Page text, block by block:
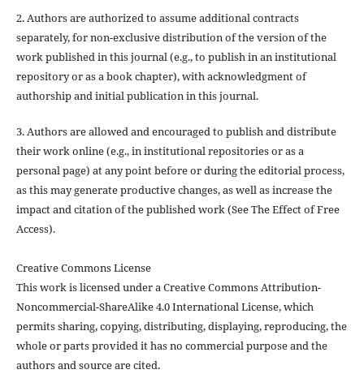
2. Authors are authorized to assume additional contracts
separately, for non-exclusive distribution of the version of the
work published in this journal (e.g., to publish in an institutional
repository or as a book chapter), with acknowledgment of
authorship and initial publication in this journal.
3. Authors are allowed and encouraged to publish and distribute
their work online (e.g., in institutional repositories or as a
personal page) at any point before or during the editorial process,
as this may generate productive changes, as well as increase the
impact and citation of the published work (See The Effect of Free
Access).
Creative Commons License
This work is licensed under a Creative Commons Attribution-
Noncommercial-ShareAlike 4.0 International License, which
permits sharing, copying, distributing, displaying, reproducing, the
whole or parts provided it has no commercial purpose and the
authors and source are cited.